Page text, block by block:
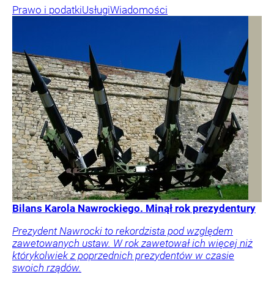
Prawo i podatkiUsługiWiadomości
Bilans Karola Nawrockiego. Minął rok prezydentury
Prezydent Nawrocki to rekordzista pod względem
zawetowanych ustaw. W rok zawetował ich więcej niż
którykolwiek z poprzednich prezydentów w czasie
swoich rządów.